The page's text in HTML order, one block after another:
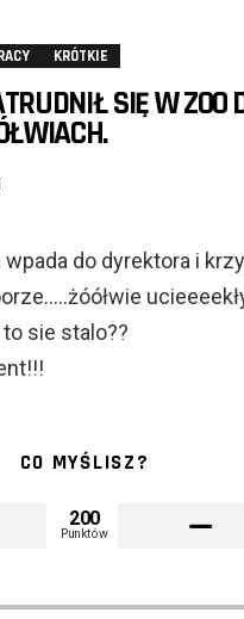
KRÓTKIE
SIĘ W ZOO
do dyrektora i
sie stalo??
CO MYŚLISZ?
200
Punktów